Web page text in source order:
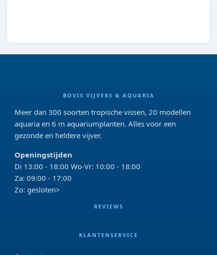
BOVIS VIJVERS & AQUARIA
Meer dan 300 soorten tropische vissen, 20 modellen
aquaria en 6 m aquariumplanten. Alles voor een
gezonde en heldere vijver.
Openingstijden
Di 13:00 - 18:00 Wo-Vr: 10:00 - 18:00
Za: 09:00 - 17:00
Zo: gesloten>
REVIEWS
KLANTENSERVICE